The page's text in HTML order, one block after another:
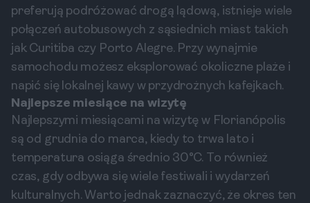
preferują podróżować drogą lądową, istnieje wiele
połączeń autobusowych z sąsiednich miast takich
jak Curitiba czy Porto Alegre. Przy wynajmie
samochodu możesz eksplorować okoliczne plaże i
napić się lokalnej kawy w przydrożnych kafejkach.
Najlepsze miesiące na wizytę
Najlepszymi miesiącami na wizytę w Florianópolis
są od grudnia do marca, kiedy to trwa lato i
temperatura osiąga średnio 30°C. To również
czas, gdy odbywa się wiele festiwali i wydarzeń
kulturalnych. Warto jednak zaznaczyć, że okres ten